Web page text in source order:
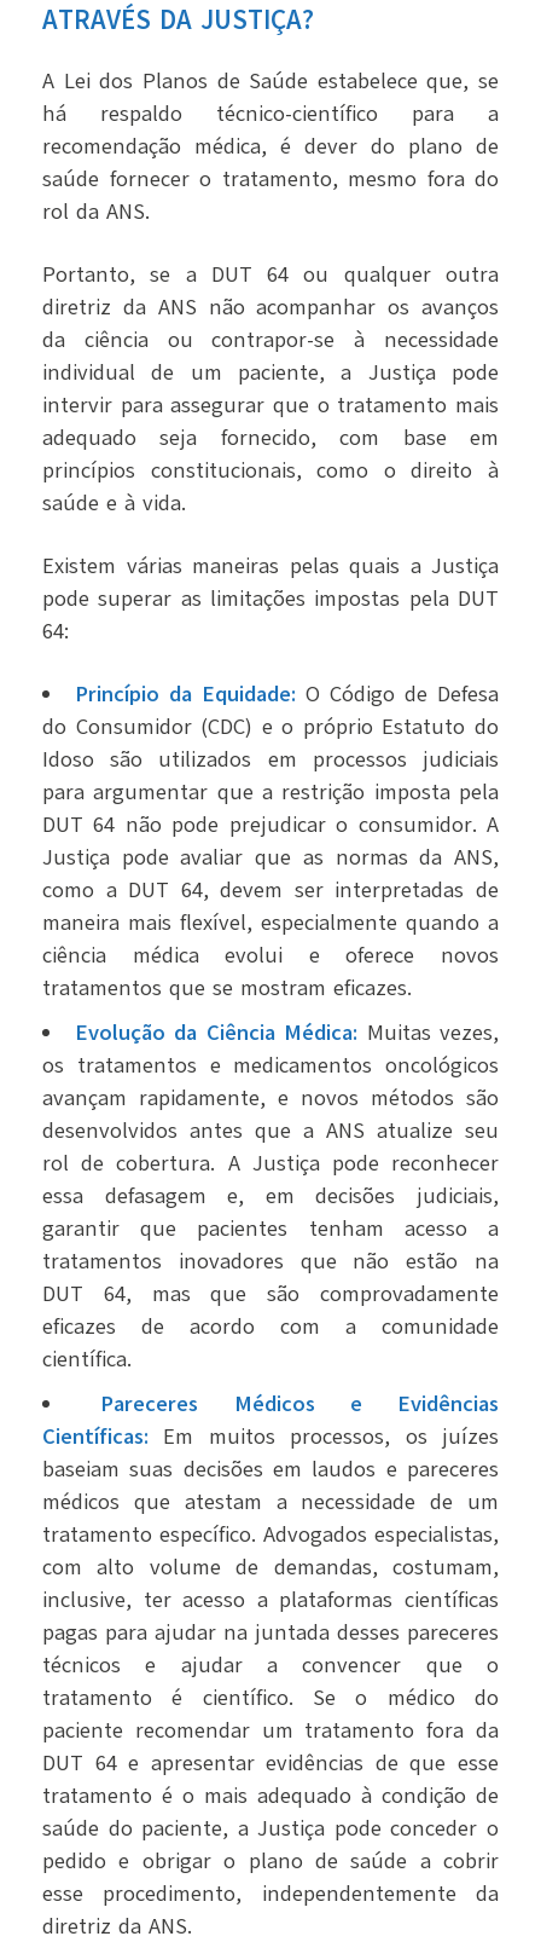
ATRAVÉS DA JUSTIÇA?
A Lei dos Planos de Saúde estabelece que, se
há respaldo técnico-científico para a
recomendação médica, é dever do plano de
saúde fornecer o tratamento, mesmo fora do
rol da ANS.
Portanto, se a DUT 64 ou qualquer outra
diretriz da ANS não acompanhar os avanços
da ciência ou contrapor-se à necessidade
individual de um paciente, a Justiça pode
intervir para assegurar que o tratamento mais
adequado seja fornecido, com base em
princípios constitucionais, como o direito à
saúde e à vida.
Existem várias maneiras pelas quais a Justiça
pode superar as limitações impostas pela DUT
64:
Princípio da Equidade: O Código de Defesa
do Consumidor (CDC) e o próprio Estatuto do
Idoso são utilizados em processos judiciais
para argumentar que a restrição imposta pela
DUT 64 não pode prejudicar o consumidor. A
Justiça pode avaliar que as normas da ANS,
como a DUT 64, devem ser interpretadas de
maneira mais flexível, especialmente quando a
ciência médica evolui e oferece novos
tratamentos que se mostram eficazes.
Evolução da Ciência Médica: Muitas vezes,
os tratamentos e medicamentos oncológicos
avançam rapidamente, e novos métodos são
desenvolvidos antes que a ANS atualize seu
rol de cobertura. A Justiça pode reconhecer
essa defasagem e, em decisões judiciais,
garantir que pacientes tenham acesso a
tratamentos inovadores que não estão na
DUT 64, mas que são comprovadamente
eficazes de acordo com a comunidade
científica.
Pareceres Médicos e Evidências
Científicas: Em muitos processos, os juízes
baseiam suas decisões em laudos e pareceres
médicos que atestam a necessidade de um
tratamento específico. Advogados especialistas,
com alto volume de demandas, costumam,
inclusive, ter acesso a plataformas científicas
pagas para ajudar na juntada desses pareceres
técnicos e ajudar a convencer que o
tratamento é científico. Se o médico do
paciente recomendar um tratamento fora da
DUT 64 e apresentar evidências de que esse
tratamento é o mais adequado à condição de
saúde do paciente, a Justiça pode conceder o
pedido e obrigar o plano de saúde a cobrir
esse procedimento, independentemente da
diretriz da ANS.